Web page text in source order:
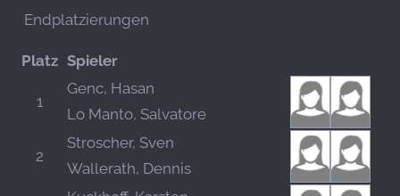
Endplatzierungen
Platz Spieler
1
Genc, Hasan
Lo Manto, Salvatore
2
Stroscher, Sven
Wallerath, Dennis